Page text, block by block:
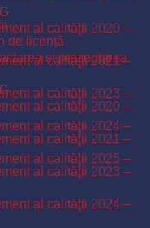
al calităţii 2020 –
al calităţii 2021 –
al calităţii 2023 –
al calităţii 2024 –
al calităţii 2025 –
de licență
și prezentarea
al calităţii 2020 –
al calităţii 2021 –
al calităţii 2023 –
al calităţii 2024 –